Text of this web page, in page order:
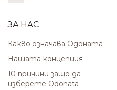
ЗА НАС
Какво означава Одоната
Нашата концепция
10 причини защо да
изберете Odonata